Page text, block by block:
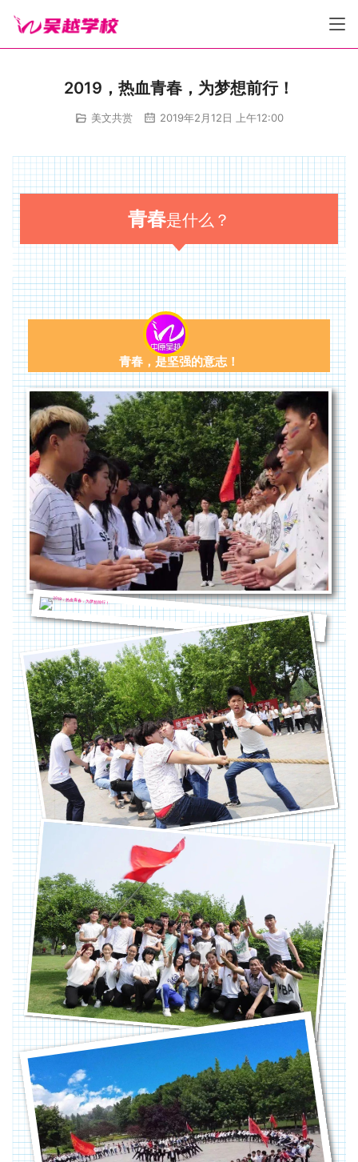
2019，热血青春，为梦想前行！
美文共赏 2019年2月12日 上午12:00
青春是什么？
青春，是坚强的意志！